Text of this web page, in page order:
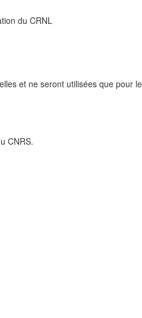
du CRNL
et ne seront utilisées que pour
CNRS.